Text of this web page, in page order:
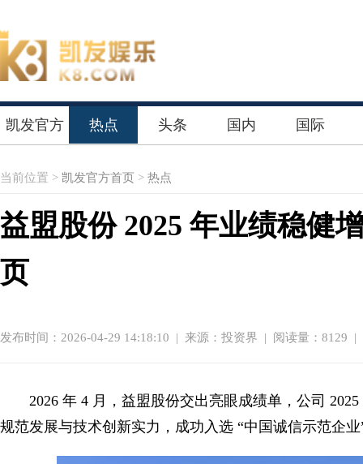
凯发官方 热点 头条 国内 国际
当前位置 > 凯发官方首页 > 热点
益盟股份 2025 年业绩稳健
页
发布时间：2026-04-29 14:18:10 | 来源：投资界 | 阅读量：8129 |
2026 年 4 月，益盟股份交出亮眼成绩单，公司
规范发展与技术创新实力，成功入选 “中国诚信示范企